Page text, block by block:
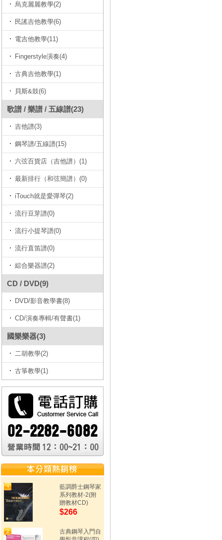
烏克麗麗教學(2)
民謠吉他教學(6)
電吉他教學(11)
Fingerstyle演奏(4)
古典吉他教學(1)
貝斯&鼓(6)
歌譜 / 樂譜 / 五線譜(23)
吉他譜(3)
鋼琴譜/五線譜(15)
六弦百貨店（吉他譜）(1)
最新排行（和弦簡譜）(0)
iTouch就是愛彈琴(2)
流行豆芽譜(0)
流行小提琴譜(0)
流行直笛譜(0)
綜合樂器譜(2)
CD / DVD(9)
DVD/影音教學書(8)
CD/演奏專輯/有聲書(1)
國樂樂器(3)
二胡教學(2)
古箏教學(1)
藍調爵士鋼琴家
系列教材-2(附
贈教材CD)
$266
古典鋼琴入門自